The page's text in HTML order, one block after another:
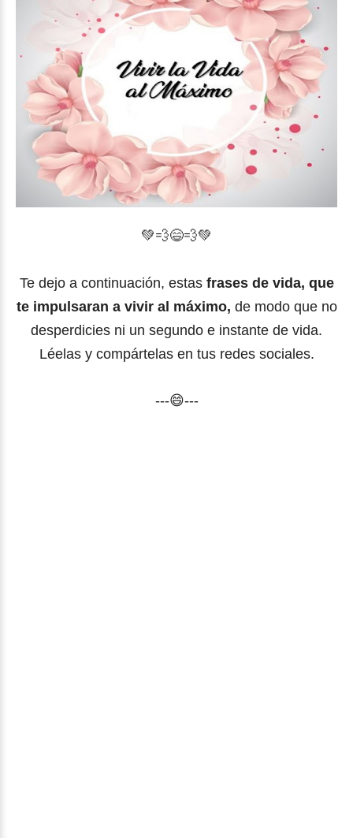
💚💨😄💨💚
Te dejo a continuación, estas frases de vida, que
te impulsaran a vivir al máximo, de modo que no
desperdicies ni un segundo e instante de vida.
Léelas y compártelas en tus redes sociales.
---😄---